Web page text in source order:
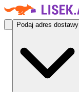
Podaj adres dostawy